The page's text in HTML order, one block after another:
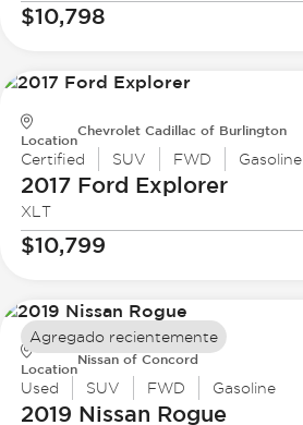
$10,798
Location
Chevrolet Cadillac of Burlington
Certified SUV FWD Gasoline
2017 Ford Explorer
XLT
$10,799
Location
Nissan of Concord
Used SUV FWD Gasoline
2019 Nissan Rogue
Agregado recientemente